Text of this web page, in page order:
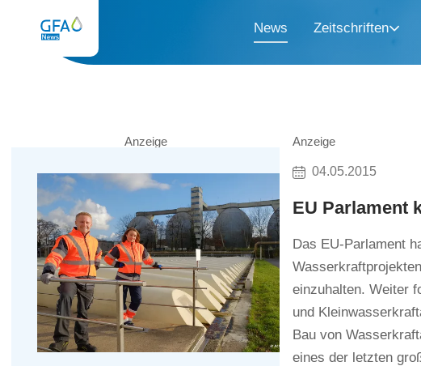
News Zeitschriften
Anzeige
04.05.2015
EU Parlament
Das EU-Parlament
einzuhalten. Weiter
und
Bau von
eines der letzten
Anzeige